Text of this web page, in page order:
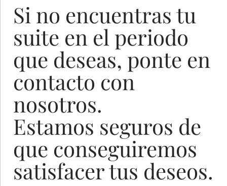
Si no encuentras tu
suite en el periodo
que deseas, ponte en
contacto con
nosotros.
Estamos seguros de
que conseguiremos
satisfacer tus deseos.